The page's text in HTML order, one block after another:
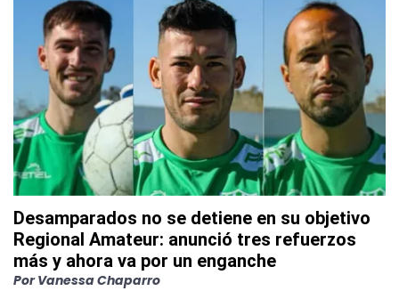
Desamparados no se detiene en su objetivo
Regional Amateur: anunció tres refuerzos
más y ahora va por un enganche
Por Vanessa Chaparro